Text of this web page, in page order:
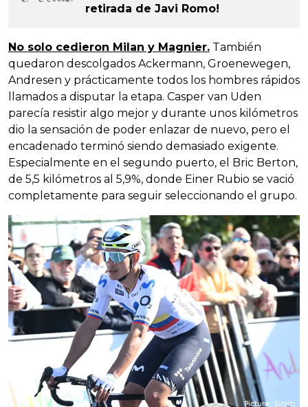
retirada de Javi Romo!
No solo cedieron Milan y Magnier. También
quedaron descolgados Ackermann, Groenewegen,
Andresen y prácticamente todos los hombres rápidos
llamados a disputar la etapa. Casper van Uden
parecía resistir algo mejor y durante unos kilómetros
dio la sensación de poder enlazar de nuevo, pero el
encadenado terminó siendo demasiado exigente.
Especialmente en el segundo puerto, el Bric Berton,
de 5,5 kilómetros al 5,9%, donde Einer Rubio se vació
completamente para seguir seleccionando el grupo.